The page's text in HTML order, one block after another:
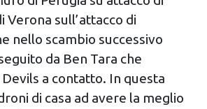
che hai fornito loro o che hanno
dei loro servizi.
Verona sull’attacco di
nello scambio successivo
da Ben Tara che
a contatto. In questa
di casa ad avere la meglio